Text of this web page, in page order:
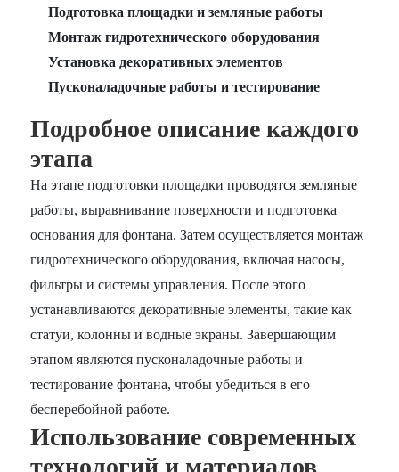
Подготовка площадки и земляные работы
Монтаж гидротехнического оборудования
Установка декоративных элементов
Пусконаладочные работы и тестирование
Подробное описание каждого
этапа
На этапе подготовки площадки проводятся земляные
работы, выравнивание поверхности и подготовка
основания для фонтана. Затем осуществляется монтаж
гидротехнического оборудования, включая насосы,
фильтры и системы управления. После этого
устанавливаются декоративные элементы, такие как
статуи, колонны и водные экраны. Завершающим
этапом являются пусконаладочные работы и
тестирование фонтана, чтобы убедиться в его
бесперебойной работе.
Использование современных
технологий и материалов